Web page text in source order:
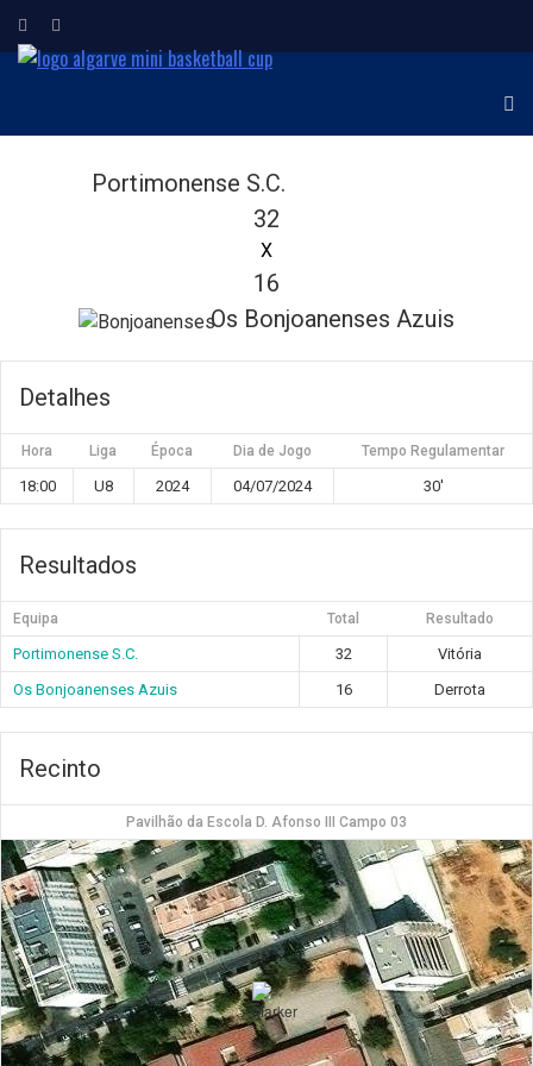
Portimonense S.C.
32
X
16
Os Bonjoanenses Azuis
Detalhes
Hora Liga Época Dia de Jogo Tempo Regulamentar
18:00 U8 2024 04/07/2024 30'
Resultados
Equipa Total Resultado
Portimonense S.C. 32
Vitória
Os Bonjoanenses Azuis
16 Derrota
Recinto
Pavilhão da Escola D. Afonso III Campo 03